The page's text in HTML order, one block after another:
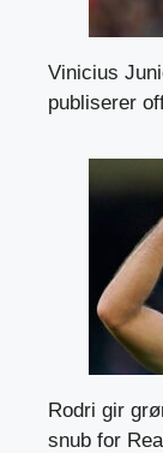
Vinicius
publiserer
Rodri gir
snub for